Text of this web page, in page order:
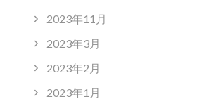
2023年11月
2023年3月
2023年2月
2023年1月